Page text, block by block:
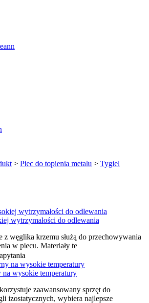
> Piec do topienia metalu > Tygiel
wytrzymałości do odlewania
z węglika krzemu służą do przechowywania
w piecu. Materiały te
wysokie temperatury
zaawansowany sprzęt do
izostatycznych, wybiera najlepsze